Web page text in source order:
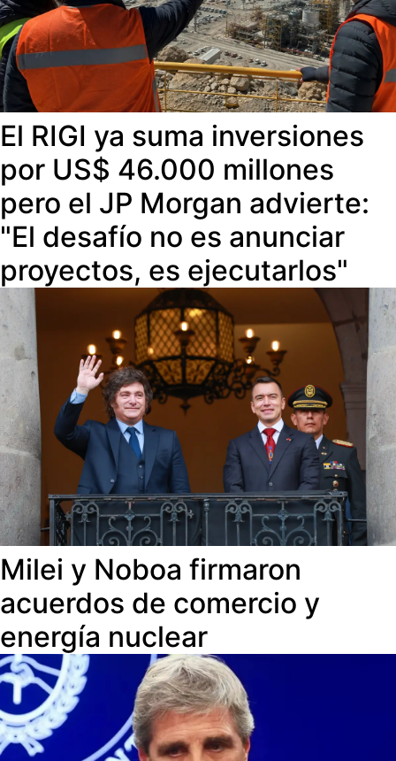
El RIGI ya suma inversiones
por US$ 46.000 millones
pero el JP Morgan advierte:
"El desafío no es anunciar
proyectos, es ejecutarlos"
Milei y Noboa firmaron
acuerdos de comercio y
energía nuclear